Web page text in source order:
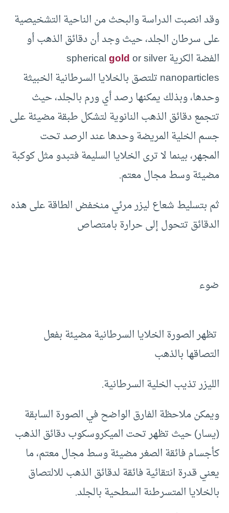
وقد انصبت الدراسة والبحث من الناحية التشخيصية
على سرطان الجلد، حيث وجد أن دقائق الذهب أو
الفضة الكرية spherical
goldor silver
nanoparticles تلتصق بالخلايا السرطانية الخبيثة
وحدها، وبذلك يمكنها رصد أي ورم بالجلد، حيث
تتجمع دقائق الذهب النانوية لتشكل طبقة مضيئة على
جسم الخلية المريضة وحدها عند الرصد تحت
المجهر، بينما لا ترى الخلايا السليمة فتبدو مثل كوكبة
مضيئة وسط مجال معتم.
ثم بتسليط شعاع ليزر مرئي منخفض الطاقة على هذه
الدقائق تتحول إلى حرارة بامتصاص
ضوء
تظهر الصورة الخلايا السرطانية مضيئة بفعل
التصاقها بالذهب
الليزر تذيب الخلية السرطانية.
ويمكن ملاحظة الفارق الواضح في الصورة السابقة
(يسار) حيث تظهر تحت الميكروسكوب دقائق الذهب
كأجسام فائقة الصغر مضيئة وسط مجال معتم، ما
يعني قدرة انتقائية فائقة لدقائق الذهب للالتصاق
بالخلايا المتسرطنة السطحية بالجلد.